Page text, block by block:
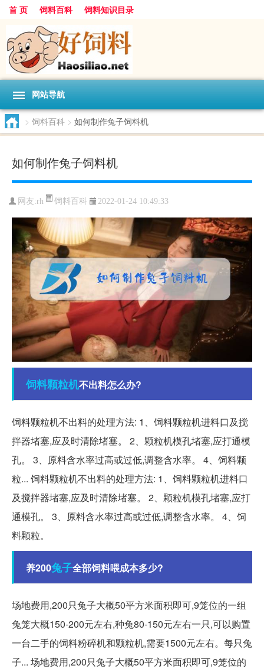
首 页 饲料百科 饲料知识目录
网站导航
> 饲料百科 > 如何制作兔子饲料机
如何制作兔子饲料机
网友:rh 饲料百科 2022-01-24 10:49:33
饲料颗粒机不出料怎么办?
饲料颗粒机不出料的处理方法: 1、饲料颗粒机进料口及搅
拌器堵塞,应及时清除堵塞。 2、颗粒机模孔堵塞,应打通模
孔。 3、原料含水率过高或过低,调整含水率。 4、饲料颗
粒... 饲料颗粒机不出料的处理方法: 1、饲料颗粒机进料口
及搅拌器堵塞,应及时清除堵塞。 2、颗粒机模孔堵塞,应打
通模孔。 3、原料含水率过高或过低,调整含水率。 4、饲
料颗粒。
养200兔子全部饲料喂成本多少?
场地费用,200只兔子大概50平方米面积即可,9笼位的一组
兔笼大概150-200元左右,种兔80-150元左右一只,可以购置
一台二手的饲料粉碎机和颗粒机,需要1500元左右。每只兔
子... 场地费用,200只兔子大概50平方米面积即可,9笼位的